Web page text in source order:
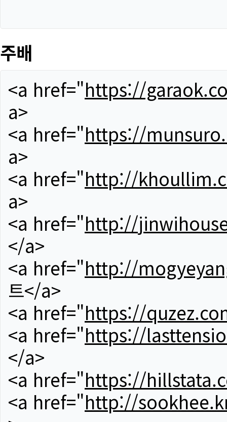
주배
<a href="https://
a>
<a href="https://
a>
<a href="http://
a>
<a href="http://
</a>
<a href="http://
트</a>
<a href="https://
<a href="https://
</a>
<a href="https://
<a href="http://